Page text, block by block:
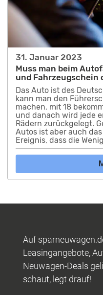
31. Januar 2023
Muss man beim
und Fahrzeugschein
Das Auto ist des
kann man den
machen, mit 18
und danach wird jede
Rädern zurückgelegt.
Autos ist aber auch
Ereignis, dass die
Auf
Leasingangebote,
Neuwagen-Deals
schaut, legt drauf!